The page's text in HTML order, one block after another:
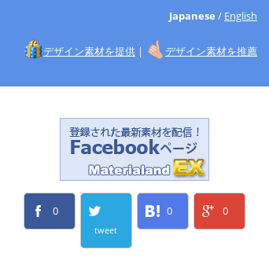
Japanese / English
デザイン素材を提供 | デザイン素材を推薦
0
tweet
0 0